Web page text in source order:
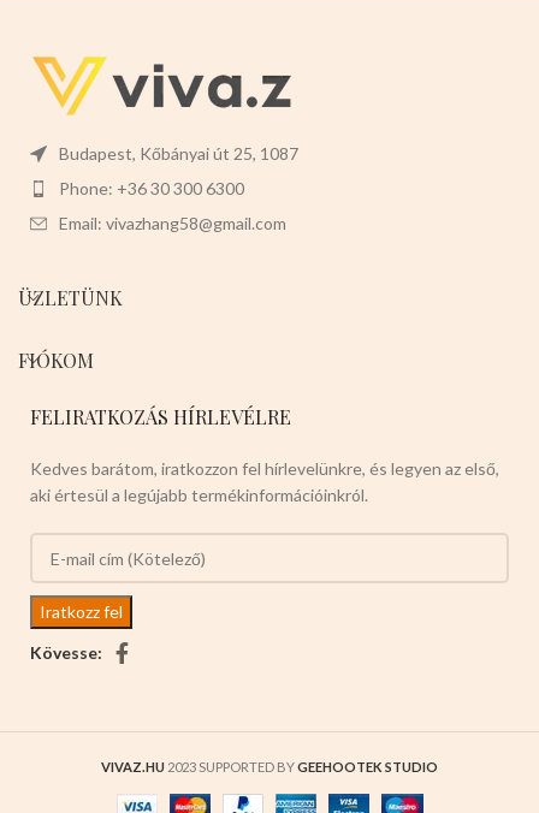
Budapest, Kőbányai út 25, 1087
Phone: +36 30 300 6300
Email: vivazhang58@gmail.com
ÜZLETÜNK
FIÓKOM
FELIRATKOZÁS HÍRLEVÉLRE
Kedves barátom, iratkozzon fel hírlevelünkre, és legyen az első,
aki értesül a legújabb termékinformációinkról.
Kövesse:
VIVAZ.HU 2023 SUPPORTED BYGEEHOOTEK STUDIO